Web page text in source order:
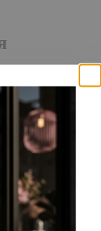
на
облікового
хвилин.
перш ніж
у листі,